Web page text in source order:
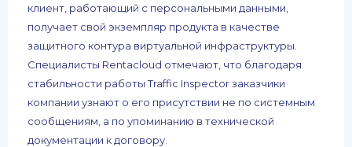
клиент, работающий с персональными данными,
получает свой экземпляр продукта в качестве
защитного контура виртуальной инфраструктуры.
Специалисты Rentacloud отмечают, что благодаря
стабильности работы Traffic Inspector заказчики
компании узнают о его присутствии не по системным
сообщениям, а по упоминанию в технической
документации к договору.